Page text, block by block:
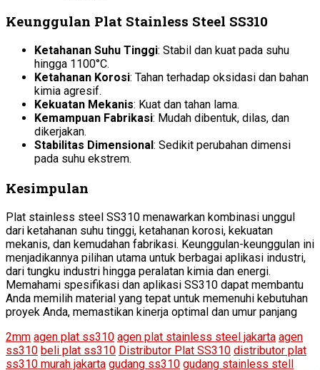
Keunggulan Plat Stainless Steel SS310
Ketahanan Suhu Tinggi: Stabil dan kuat pada suhu
hingga 1100°C.
Ketahanan Korosi: Tahan terhadap oksidasi dan bahan
kimia agresif.
Kekuatan Mekanis: Kuat dan tahan lama.
Kemampuan Fabrikasi: Mudah dibentuk, dilas, dan
dikerjakan.
Stabilitas Dimensional : Sedikit perubahan dimensi
pada suhu ekstrem.
Kesimpulan
Plat stainless steel SS310 menawarkan kombinasi unggul
dari ketahanan suhu tinggi, ketahanan korosi, kekuatan
mekanis, dan kemudahan fabrikasi. Keunggulan-keunggulan ini
menjadikannya pilihan utama untuk berbagai aplikasi industri,
dari tungku industri hingga peralatan kimia dan energi.
Memahami spesifikasi dan aplikasi SS310 dapat membantu
Anda memilih material yang tepat untuk memenuhi kebutuhan
proyek Anda, memastikan kinerja optimal dan umur panjang
2mm agen plat ss310 agen plat stainless steel jakarta agen
ss310 beli plat ss310 Distributor Plat SS310 distributor plat
ss310 murah jakarta gudang ss310 gudang stainless stell